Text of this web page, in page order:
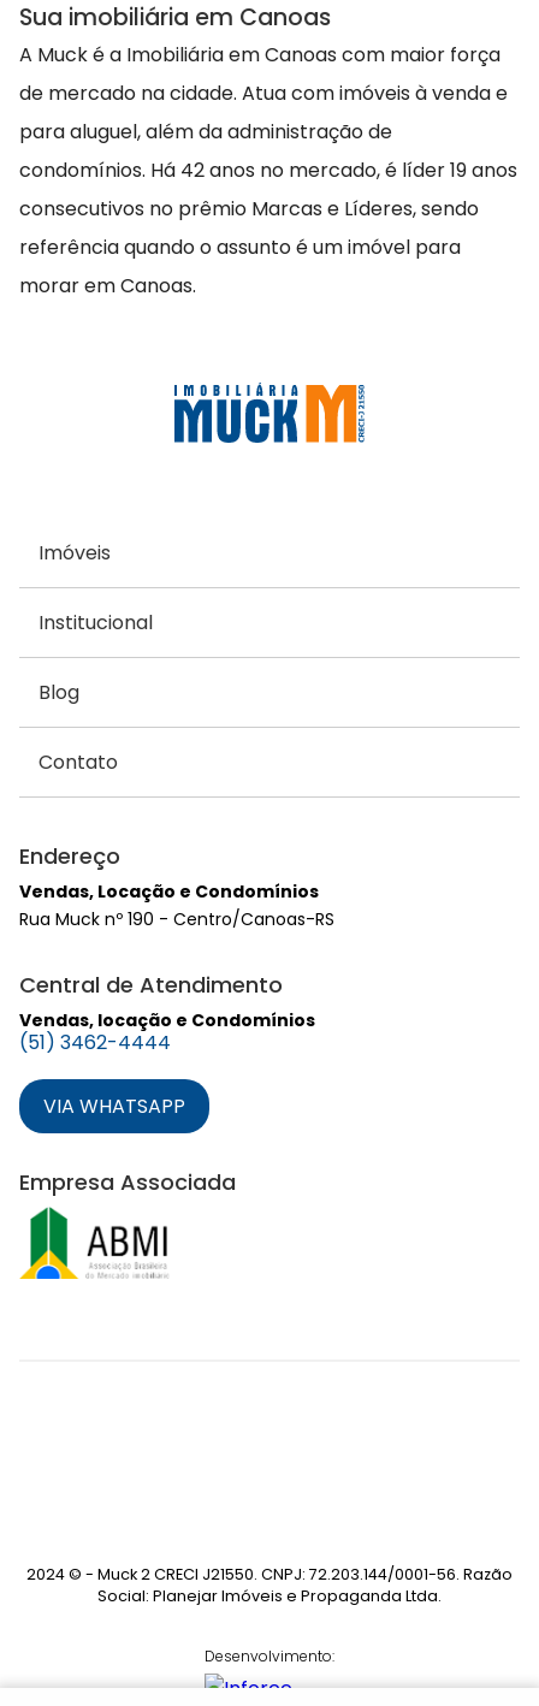
Sua imobiliária em Canoas
A Muck é a Imobiliária em Canoas com maior força
de mercado na cidade. Atua com imóveis à venda e
para aluguel, além da administração de
condomínios. Há 42 anos no mercado, é líder 19 anos
consecutivos no prêmio Marcas e Líderes, sendo
referência quando o assunto é um imóvel para
morar em Canoas.
Imóveis
Institucional
Blog
Contato
Endereço
Vendas, Locação e Condomínios
Rua Muck nº 190 - Centro/Canoas-RS
Central de Atendimento
Vendas, locação e Condomínios
(51) 3462-4444
VIA WHATSAPP
Empresa Associada
2024 © - Muck 2 CRECI J21550. CNPJ: 72.203.144/0001-56. Razão
Social: Planejar Imóveis e Propaganda Ltda.
Desenvolvimento: